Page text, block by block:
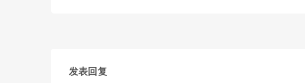
发表回复